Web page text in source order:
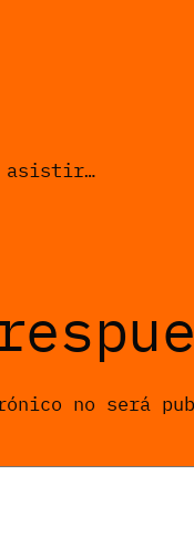
asistir…
no será